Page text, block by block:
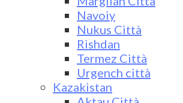
Navoiy
Nukus Città
Rishdan
Termez Città
Urgench città
Kazakistan